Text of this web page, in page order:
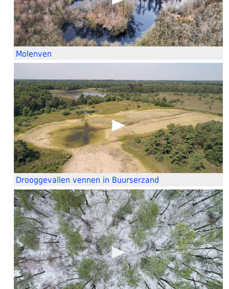
Molenven
Drooggevallen vennen in Buurserzand